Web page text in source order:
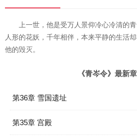
上一世，他是受万人景仰冷心冷清的
人形的花妖，千年相伴，本来平静的生活
他的毁灭。
《青岑令》最新
第36章 雪国遗址
第35章 宫殿